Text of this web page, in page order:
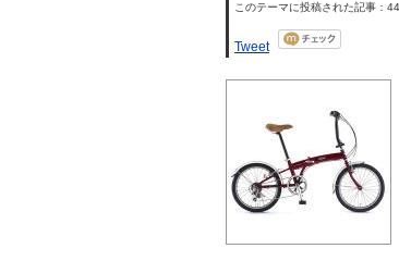
このテーマに投稿された記事：
Tweet